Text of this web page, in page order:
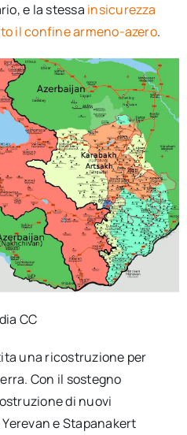
e la stessa insicurezza
il confine armeno-azero.
CC
una ricostruzione per
Con il sostegno
di nuovi
e Stapanakert